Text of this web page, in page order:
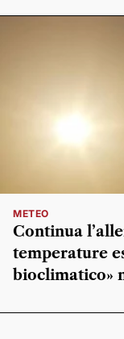
METEO
Continua
temperature
bioclimatico»